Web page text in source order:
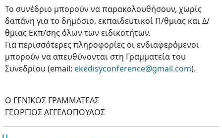
Το συνέδριο μπορούν να παρακολουθήσουν, χωρίς
δαπάνη για το δημόσιο, εκπαιδευτικοί Π/θμιας και Δ/
θμιας Εκπ/σης όλων των ειδικοτήτων.
Για περισσότερες πληροφορίες οι ενδιαφερόμενοι
μπορούν να απευθύνονται στη Γραμματεία του
Συνεδρίου (email: ekedisyconference@gmail.com).
Ο ΓΕΝΙΚΟΣ ΓΡΑΜΜΑΤΕΑΣ
ΓΕΩΡΓΙΟΣ ΑΓΓΕΛΟΠΟΥΛΟΣ